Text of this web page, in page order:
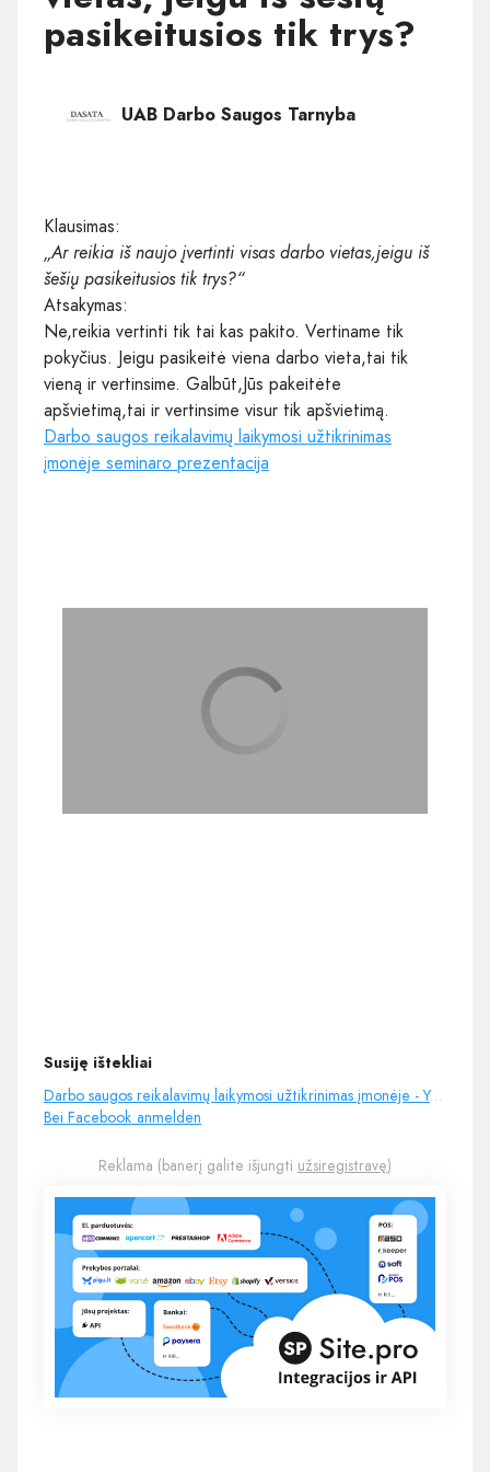
pasikeitusios tik trys?
UAB Darbo Saugos Tarnyba
Klausimas:
„Ar reikia iš naujo įvertinti visas darbo vietas,jeigu iš
šešių pasikeitusios tik trys?“
Atsakymas:
Ne,reikia vertinti tik tai kas pakito. Vertiname tik
pokyčius. Jeigu pasikeitė viena darbo vieta,tai tik
vieną ir vertinsime. Galbūt,Jūs pakeitėte
apšvietimą,tai ir vertinsime visur tik apšvietimą.
Darbo saugos reikalavimų laikymosi užtikrinimas
įmonėje seminaro prezentacija
Susiję ištekliai
Darbo saugos reikalavimų laikymosi užtikrinimas įmonėje - YouTube
Bei Facebook anmelden
Reklama (banerį galite išjungti užsiregistravę)